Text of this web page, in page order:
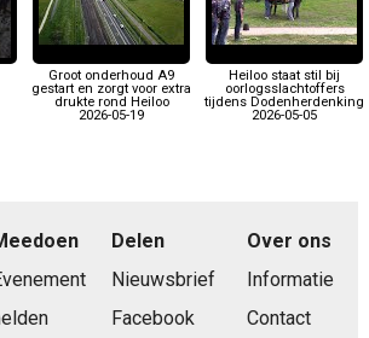
Groot onderhoud A9
gestart en zorgt voor extra
drukte rond Heiloo
2026-05-19
Heiloo staat stil bij
oorlogsslachtoffers
tijdens Dodenherdenking
2026-05-05
Delen
Nieuwsbrief
Facebook
Over ons
Informatie
Contact